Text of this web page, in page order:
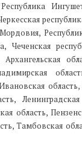
Чеченская
область,
Тамбовская